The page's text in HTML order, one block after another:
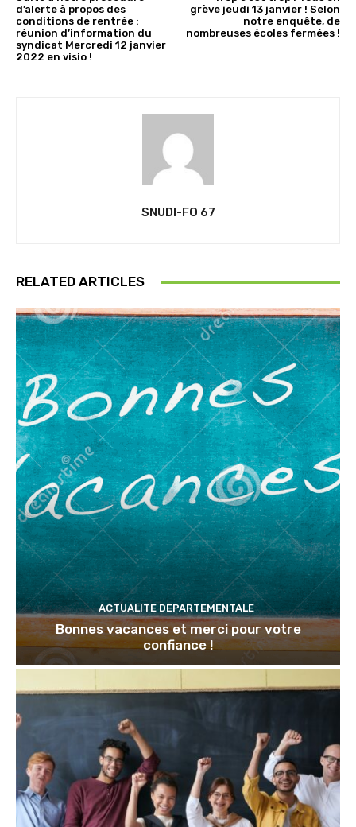
d’alerte à propos des
conditions de rentrée :
réunion d’information du
syndicat Mercredi 12 janvier
2022 en visio !
grève jeudi 13 janvier ! Selon
notre enquête, de
nombreuses écoles fermées !
SNUDI-FO 67
RELATED ARTICLES
ACTUALITE DEPARTEMENTALE
Bonnes vacances et merci pour votre
confiance !